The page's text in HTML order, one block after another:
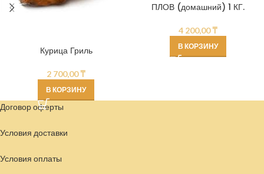
Курица Гриль
2 700,00₸
В КОРЗИНУ
ПЛОВ (домашний) 1 КГ.
4 200,00₸
В КОРЗИНУ
Договор оферты
Условия доставки
Условия оплаты